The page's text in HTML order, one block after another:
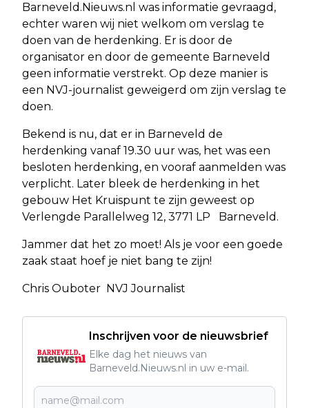
Barneveld.Nieuws.nl was informatie gevraagd,
echter waren wij niet welkom om verslag te
doen van de herdenking. Er is door de
organisator en door de gemeente Barneveld
geen informatie verstrekt. Op deze manier is
een NVJ-journalist geweigerd om zijn verslag te
doen.
Bekend is nu, dat er in Barneveld de
herdenking vanaf 19.30 uur was, het was een
besloten herdenking, en vooraf aanmelden was
verplicht. Later bleek de herdenking in het
gebouw Het Kruispunt te zijn geweest op
Verlengde Parallelweg 12, 3771 LP Barneveld.
Jammer dat het zo moet! Als je voor een goede
zaak staat hoef je niet bang te zijn!
Chris Ouboter NVJ Journalist
Inschrijven voor de nieuwsbrief
Elke dag het nieuws van
Barneveld.Nieuws.nl in uw e-mail.